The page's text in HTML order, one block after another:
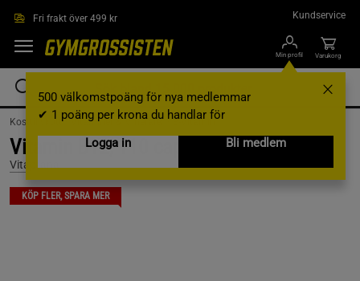
Fri frakt över 499 kr Kundservice
Min profil
500 välkomstpoäng för nya medlemmar
✔ 1 poäng per krona du handlar för
Logga in
Bli medlem
Varukorg
Kosttillskott /Vitaminer & Mineraler /B-Vitamin
Vitamin B12, 110 caps
Vitaprana
KÖP FLER, SPARA MER